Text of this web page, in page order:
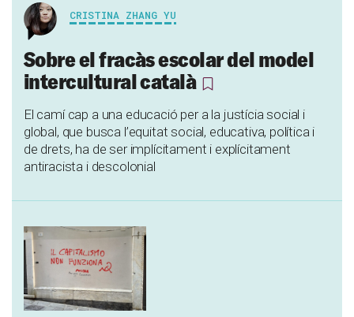
CRISTINA ZHANG YU
Sobre el fracàs escolar del model
intercultural català
El camí cap a una educació per a la justícia social i
global, que busca l’equitat social, educativa, política i
de drets, ha de ser implícitament i explícitament
antiracista i descolonial